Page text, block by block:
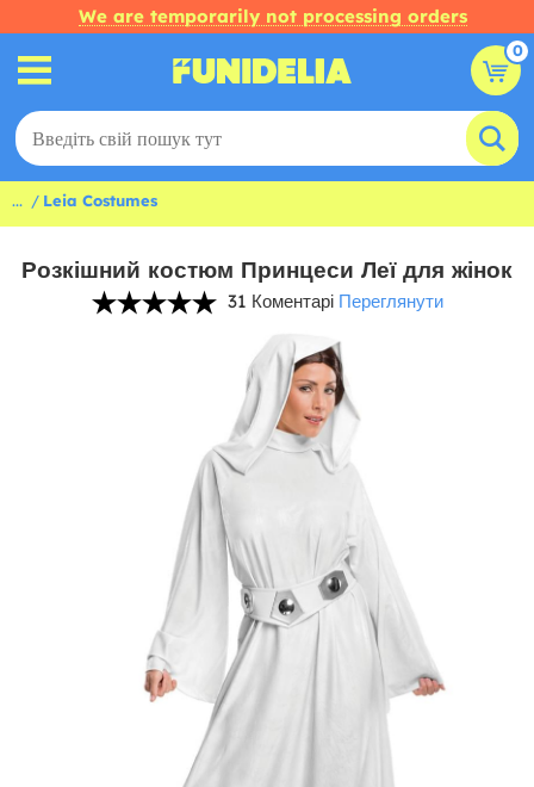
We are temporarily not processing orders
0
... Leia Costumes
Розкішний костюм Принцеси Леї для жінок
31 Коментарі Переглянути